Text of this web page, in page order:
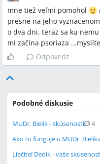
mne tiež veľmi pomohol
presne na jeho
o dva dni. teraz sa ku
mi začína psoriaza
Odpovedz
Podobné diskusie
MUDr. Bielik - skúsenosti 4
Ako to funguje u MUDr.
Liečiteľ Dedík - vaše